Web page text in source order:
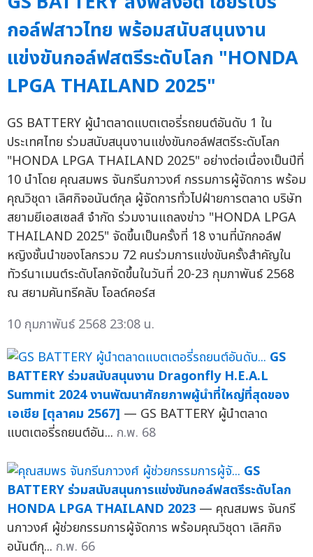
กอล์ฟสาวไทย พร้อมสนับสนุนงาน
แข่งขันกอล์ฟสตรีระดับโลก "HONDA
LPGA THAILAND 2025"
GS BATTERY ผู้นำตลาดแบตเตอรี่รถยนต์อันดับ 1 ใน
ประเทศไทย ร่วมสนับสนุนงานแข่งขันกอล์ฟสตรีระดับโลก
"HONDA LPGA THAILAND 2025" อย่างต่อเนื่องเป็นปีที่
10 นำโดย คุณสมพร จันกรีนภาวงศ์ กรรมการผู้จัดการ พร้อม
คุณวิชุดา เลิศกิจอนันต์กุล ผู้จัดการทั่วไปฝ่ายการตลาด บริษัท
สยามยีเอสเซลส์ จำกัด ร่วมงานแถลงข่าว "HONDA LPGA
THAILAND 2025" จัดขึ้นเป็นครั้งที่ 18 งานที่นักกอล์ฟ
หญิงชั้นนำของโลกรวม 72 คนร่วมการแข่งขันครั้งสำคัญใน
ทัวร์นาเมนต์ระดับโลกจัดขึ้นในวันที่ 20-23 กุมภาพันธ์ 2568
ณ สยามคันทรีคลับ โอลด์คอร์ส
10 กุมภาพันธ์ 2568 23:08 น.
GS
BATTERY ร่วมสนับสนุนงาน Dragonfly H.E.A.L
Summit 2024 งานพัฒนาศักยภาพผู้นำที่ใหญ่ที่สุดของ
เอเชีย [ตุลาคม 2567] — GS BATTERY ผู้นำตลาด
แบตเตอรี่รถยนต์อัน... ก.พ. 68
GS
BATTERY ร่วมสนับสนุนการแข่งขันกอล์ฟสตรีระดับโลก
HONDA LPGA THAILAND 2023 — คุณสมพร จันกรี
นภาวงศ์ ผู้ช่วยกรรมการผู้จัดการ พร้อมคุณวิชุดา เลิศกิจ
อนันต์กุ... ก.พ. 66